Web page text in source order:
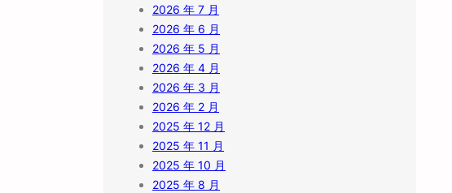
2026 年 7 月
2026 年 6 月
2026 年 5 月
2026 年 4 月
2026 年 3 月
2026 年 2 月
2025 年 12 月
2025 年 11 月
2025 年 10 月
2025 年 8 月